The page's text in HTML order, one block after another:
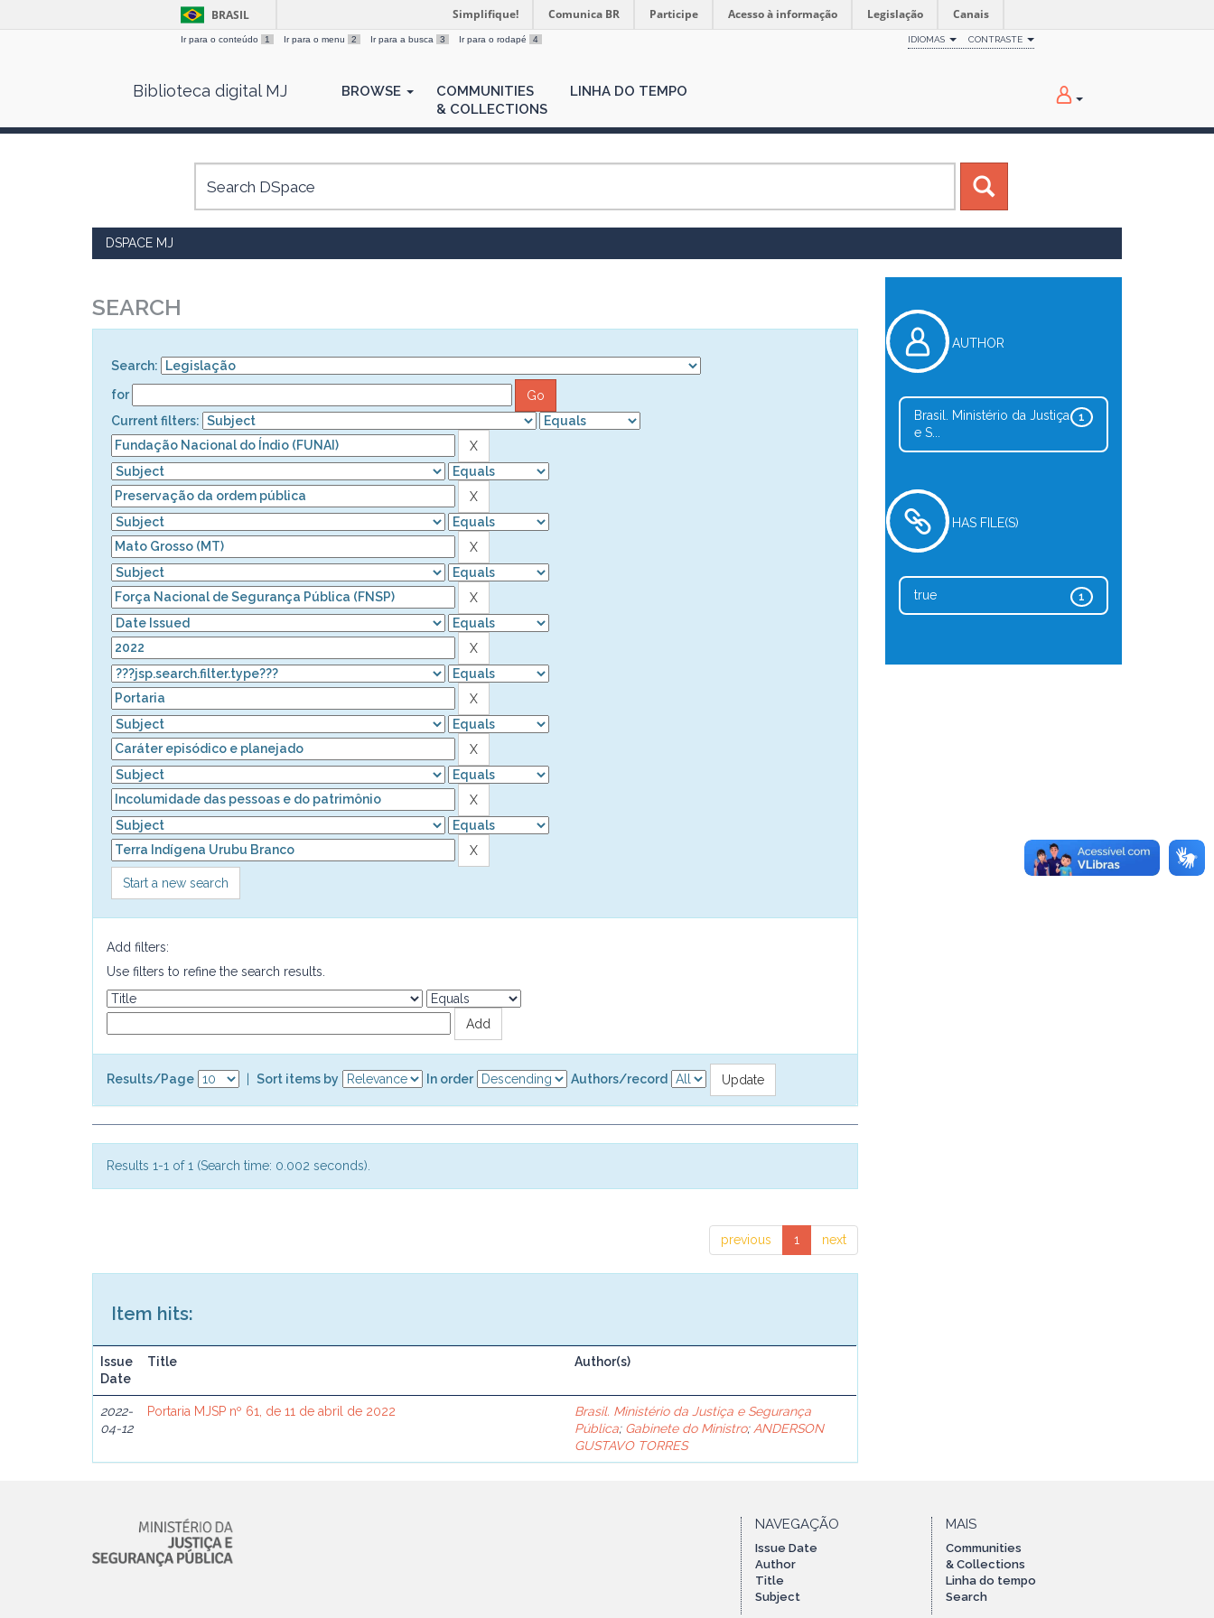
BRASIL Simplifique! Comunica BR Participe Acesso à informação Legislação Canais
Ir para o conteúdo 1 Ir para o menu 2 Ir para a busca 3 Ir para o rodapé 4 IDIOMAS CONTRASTE
Biblioteca digital MJ BROWSE
COMMUNITIES
& COLLECTIONS
LINHA DO TEMPO
DSPACE MJ
SEARCH
Search:
for
Current filters:
Start a new search
Add filters:
Use filters to refine the search results.
Results/Page Sort items by In order Authors/record
Results 1-1 of 1 (Search time: 0.002 seconds).
previous 1 next
Item hits:
Issue
Date
Title Author(s)
2022-
04-12
Portaria MJSP nº 61, de 11 de abril de 2022
Brasil. Ministério da Justiça e Segurança
Pública; Gabinete do Ministro; ANDERSON
GUSTAVO TORRES
AUTHOR
1
Brasil. Ministério da Justiça
e S...
HAS FILE(S)
1
true
NAVEGAÇÃO
Issue Date
Author
Title
Subject
MAIS
Communities
& Collections
Linha do tempo
Search